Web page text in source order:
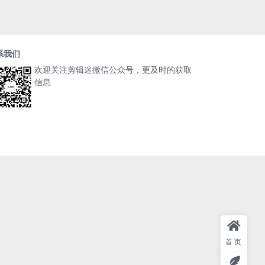
我们
欢迎关注剪辑迷微信公众号，更及时的获取
信息
首页